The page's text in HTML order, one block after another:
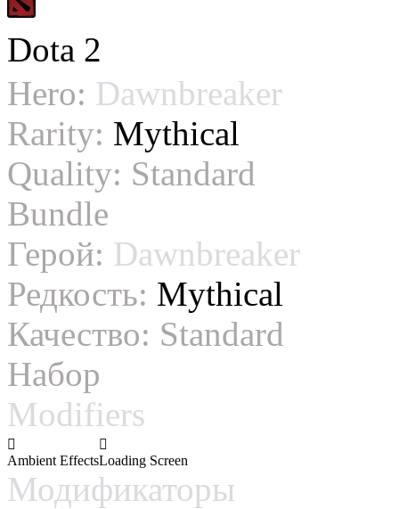
Dota 2
Hero: Dawnbreaker
Rarity: Mythical
Quality: Standard
Bundle
Герой: Dawnbreaker
Редкость: Mythical
Качество: Standard
Набор
Modifiers
Ambient EffectsLoading Screen
Модификаторы